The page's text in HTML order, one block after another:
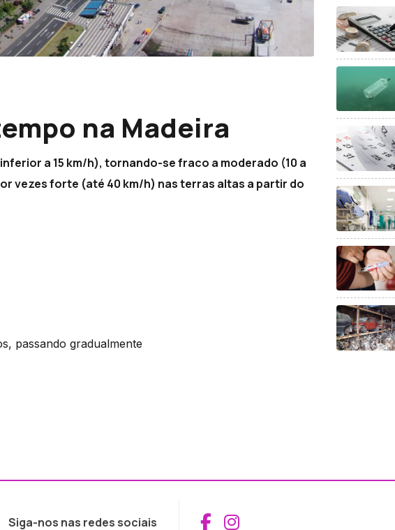
na Madeira
a 15 km/h), tornando-se fraco a moderado (10 a
vezes forte (até 40 km/h) nas terras altas a partir do
passando gradualmente
Siga-nos nas redes sociais Aceder ao Facebook
Aceder ao